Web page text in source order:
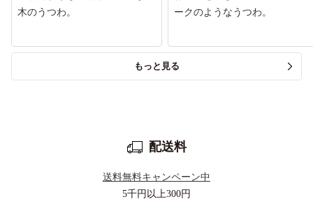
木のうつわ。
ークのようなうつわ。
もっと見る
配送料
送料無料キャンペーン中
5千円以上300円